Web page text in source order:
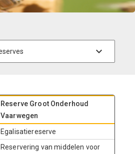
Reserve Groot Onderhoud
Vaarwegen
Egalisatiereserve
Reservering van middelen voor